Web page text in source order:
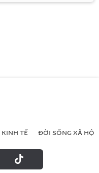
KINH TẾ ĐỜI SỐNG XÃ HỘI